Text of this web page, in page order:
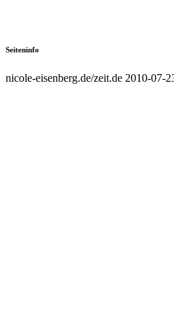
Seiteninfo
nicole-eisenberg.de/zeit.de 2010-07-